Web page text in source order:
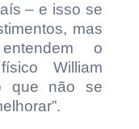
– e isso se
mas
o
William
que não se